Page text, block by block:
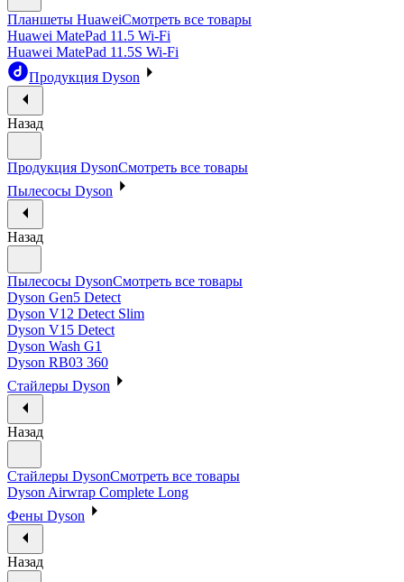
Планшеты HuaweiСмотреть все товары
Huawei MatePad 11.5 Wi-Fi
Huawei MatePad 11.5S Wi-Fi
Продукция Dyson
Назад
Продукция DysonСмотреть все товары
Пылесосы Dyson
Назад
Пылесосы DysonСмотреть все товары
Dyson Gen5 Detect
Dyson V12 Detect Slim
Dyson V15 Detect
Dyson Wash G1
Dyson RB03 360
Стайлеры Dyson
Назад
Стайлеры DysonСмотреть все товары
Dyson Airwrap Complete Long
Фены Dyson
Назад